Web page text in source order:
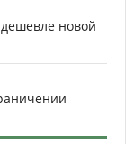
новой